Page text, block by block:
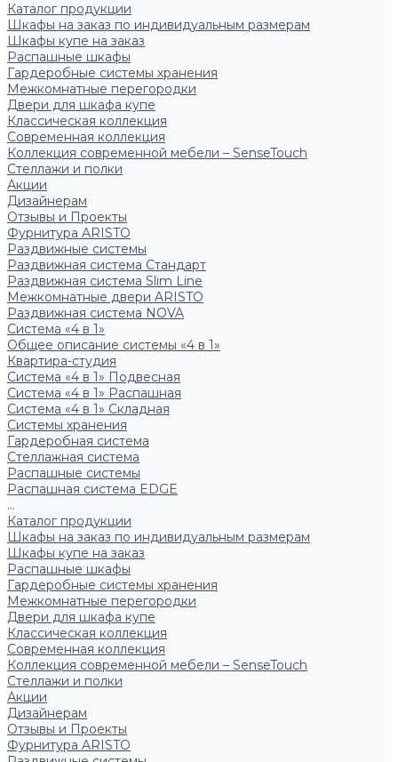
Каталог продукции
Шкафы на заказ по индивидуальным размерам
Шкафы купе на заказ
Распашные шкафы
Гардеробные системы хранения
Межкомнатные перегородки
Двери для шкафа купе
Классическая коллекция
Современная коллекция
Коллекция современной мебели – SenseTouch
Стеллажи и полки
Акции
Дизайнерам
Отзывы и Проекты
Фурнитура ARISTO
Раздвижные системы
Раздвижная система Стандарт
Раздвижная система Slim Line
Межкомнатные двери ARISTO
Раздвижная система NOVA
Система «4 в 1»
Общее описание системы «4 в 1»
Квартира-студия
Система «4 в 1» Подвесная
Система «4 в 1» Распашная
Система «4 в 1» Складная
Системы хранения
Гардеробная система
Стеллажная система
Распашные системы
Распашная система EDGE
...
Каталог продукции
Шкафы на заказ по индивидуальным размерам
Шкафы купе на заказ
Распашные шкафы
Гардеробные системы хранения
Межкомнатные перегородки
Двери для шкафа купе
Классическая коллекция
Современная коллекция
Коллекция современной мебели – SenseTouch
Стеллажи и полки
Акции
Дизайнерам
Отзывы и Проекты
Фурнитура ARISTO